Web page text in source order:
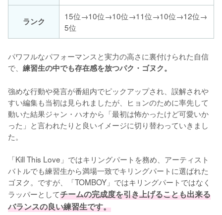
ランク
15位→10位→10位→11位→10位→12位→
5位
パワフルなパフォーマンスと実力の高さに裏付けられた自信
で、 練習生の中でも存在感を放つパク・ゴヌク。
強めな行動や発言が番組内でピックアップされ、誤解されや
すい編集も当初は見られましたが、ヒョンのために率先して
動いた結果ジャン・ハオから「最初は怖かったけど可愛いか
った」と言われたりと良いイメージに切り替わっていきまし
た。
「Kill This Love」ではキリングパートを務め、アーティスト
バトルでも練習生から満場一致でキリングパートに選ばれた
ゴヌク。ですが、「TOMBOY」ではキリングパートではなく
ラッパーとしてチームの完成度を引き上げることも出来る
バランスの良い練習生です。